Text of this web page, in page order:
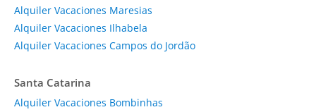
Alquiler Vacaciones Maresias
Alquiler Vacaciones Ilhabela
Alquiler Vacaciones Campos do Jordão
Santa Catarina
Alquiler Vacaciones Bombinhas